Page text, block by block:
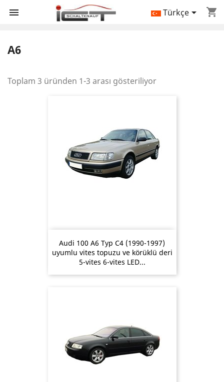
 shopping_cart
Türkçe
A6
Toplam 3 üründen 1-3 arası gösteriliyor
Audi 100 A6 Typ C4 (1990-1997)
uyumlu vites topuzu ve körüklü deri
5-vites 6-vites LED...